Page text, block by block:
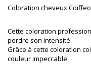
Coloration cheveux
Cette coloration
perdre son intensité.
Grâce à cette coloration
couleur impeccable.